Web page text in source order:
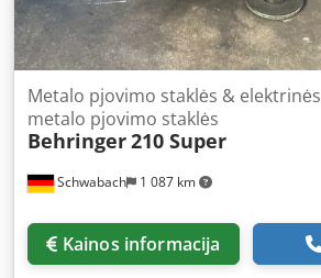
Schwabach 1 087 km
Metalo pjovimo staklės & elektrinės
metalo pjovimo staklės
Behringer210 Super
Kainos informacija